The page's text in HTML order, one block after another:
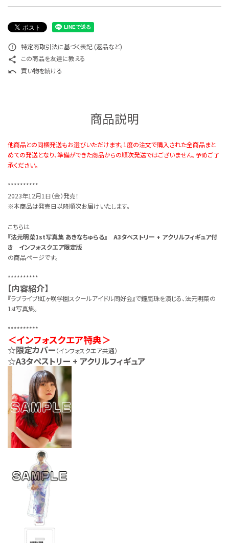
error_outline 特定商取引法に基づく表記 (返品など)
share この商品を友達に教える
undo 買い物を続ける
商品説明
他商品との同梱発送もお選びいただけます。1度の注文で購入された全商品まと
めての発送となり、準備ができた商品からの順次発送ではございません。予めご了
承ください。
**********
2023年12月1日（金）発売！
※本商品は発売日以降順次お届けいたします。
こちらは
『法元明菜1st写真集 あきなちゅらる』 A3タペストリー + アクリルフィギュア付
き インフォスクエア限定版
の商品ページです。
**********
【内容紹介】
『ラブライブ!虹ヶ咲学園スクールアイドル同好会』で鐘嵐珠を演じる、法元明菜の
1st写真集。
**********
＜インフォスクエア特典＞
☆限定カバー（インフォスクエア共通）
☆A3タペストリー + アクリルフィギュア